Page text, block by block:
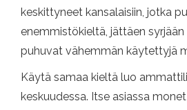
keskittyneet kansalaisiin, jotka
enemmistökieltä, jättäen
puhuvat vähemmän käytettyjä
Käytä samaa kieltä luo
keskuudessa. Itse asiassa